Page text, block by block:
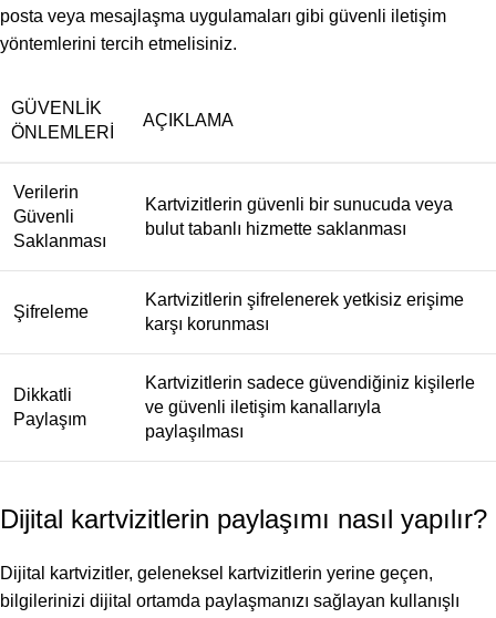
posta veya mesajlaşma uygulamaları gibi güvenli iletişim
yöntemlerini tercih etmelisiniz.
GÜVENLIK
ÖNLEMLERI
AÇIKLAMA
Verilerin
Güvenli
Saklanması
Kartvizitlerin güvenli bir sunucuda veya
bulut tabanlı hizmette saklanması
Şifreleme
Kartvizitlerin şifrelenerek yetkisiz erişime
karşı korunması
Dikkatli
Paylaşım
Kartvizitlerin sadece güvendiğiniz kişilerle
ve güvenli iletişim kanallarıyla
paylaşılması
Dijital kartvizitlerin paylaşımı nasıl yapılır?
Dijital kartvizitler, geleneksel kartvizitlerin yerine geçen,
bilgilerinizi dijital ortamda paylaşmanızı sağlayan kullanışlı